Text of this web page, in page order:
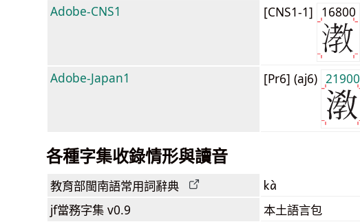
Adobe-CNS1
[CNS1-1] 16800
Adobe-Japan1 [Pr6] (aj6) 21900
各種字集收錄情形與讀音
教育部閩南語常用詞辭典 kà
jf當務字集 v0.9 本土語言包